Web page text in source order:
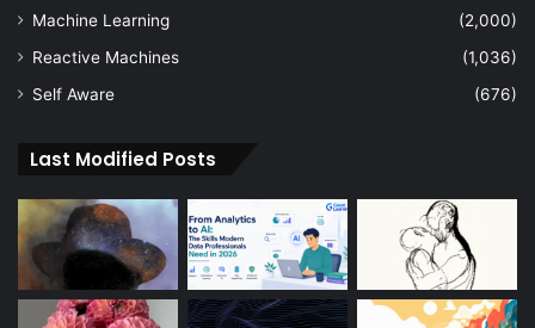
Machine Learning
(2,000)
Reactive Machines
(1,036)
Self Aware
(676)
Last Modified Posts